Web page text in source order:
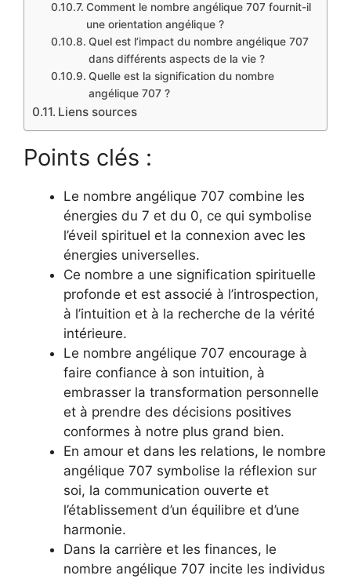
Comment le nombre angélique 707 fournit-il
une orientation angélique ?
Quel est l’impact du nombre angélique 707
dans différents aspects de la vie ?
Quelle est la signification du nombre
angélique 707 ?
Liens sources
Points clés :
Le nombre angélique 707 combine les
énergies du 7 et du 0, ce qui symbolise
l’éveil spirituel et la connexion avec les
énergies universelles.
Ce nombre a une signification spirituelle
profonde et est associé à l’introspection,
à l’intuition et à la recherche de la vérité
intérieure.
Le nombre angélique 707 encourage à
faire confiance à son intuition, à
embrasser la transformation personnelle
et à prendre des décisions positives
conformes à notre plus grand bien.
En amour et dans les relations, le nombre
angélique 707 symbolise la réflexion sur
soi, la communication ouverte et
l’établissement d’un équilibre et d’une
harmonie.
Dans la carrière et les finances, le
nombre angélique 707 incite les individus